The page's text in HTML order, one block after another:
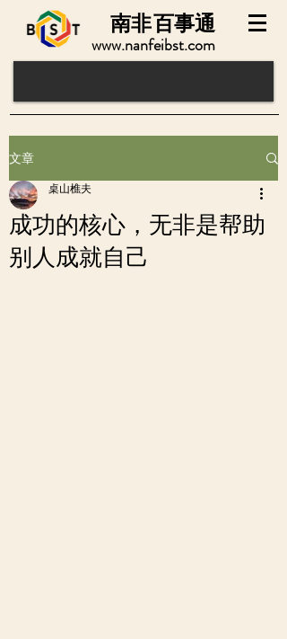
www.nanfeibst.com
百事通
南非
文章
成功的核心，无非是帮助
别人成就自己
桌山樵夫